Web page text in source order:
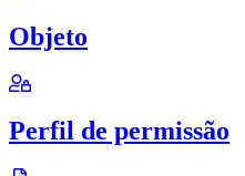
Objeto
Perfil de permissão